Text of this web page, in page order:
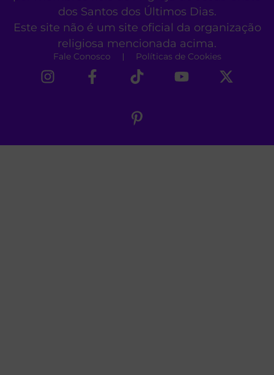
dos Santos dos Últimos Dias.
Este site não é um site oficial da organização
religiosa mencionada acima.
Fale Conosco Políticas de Cookies